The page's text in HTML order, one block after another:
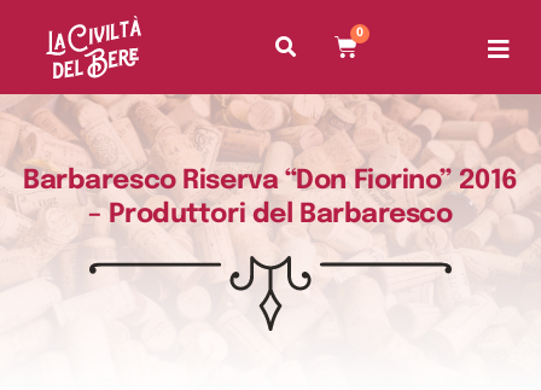
0
Barbaresco Riserva “Don Fiorino” 2016
– Produttori del Barbaresco